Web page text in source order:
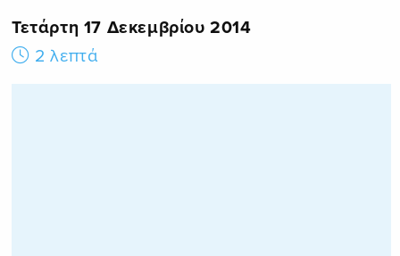
Τετάρτη 17 Δεκεμβρίου 2014
2 λεπτά